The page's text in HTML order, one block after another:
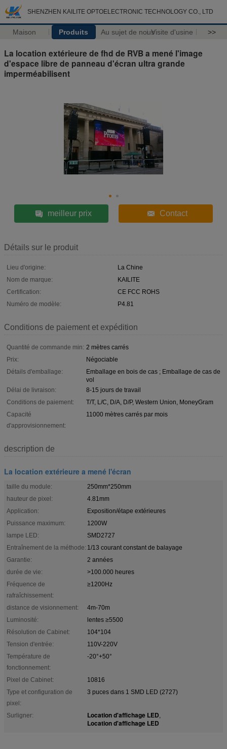
SHENZHEN KAILITE OPTOELECTRONIC TECHNOLOGY CO., LTD
Maison Produits Au sujet de nousVisite d'usine >>
La location extérieure de fhd de RVB a mené l'image
d'espace libre de panneau d'écran ultra grande
imperméabilisent
meilleur prix Contact
Détails sur le produit
Lieu d'origine:
La Chine
Nom de marque:
KAILITE
Certification:
CE FCC ROHS
Numéro de modèle:
P4.81
Conditions de paiement et expédition
Quantité de commande min: 2 mètres carrés
Prix:
Négociable
Détails d'emballage:
Emballage en bois de cas ; Emballage de cas de
vol
Délai de livraison:
8-15 jours de travail
Conditions de paiement:
T/T, L/C, D/A, D/P, Western Union, MoneyGram
Capacité
d'approvisionnement:
11000 mètres carrés par mois
description de
La location extérieure a mené l'écran
taille du module:
250mm*250mm
hauteur de pixel:
4.81mm
Application:
Exposition/étape extérieures
Puissance maximum:
1200W
lampe LED:
SMD2727
Entraînement de la méthode: 1/13 courant constant de balayage
Garantie:
2 années
durée de vie:
>100.000 heures
Fréquence de
rafraîchissement:
≥1200Hz
distance de visionnement:
4m-70m
Luminosité:
lentes ≥5500
Résolution de Cabinet:
104*104
Tension d'entrée:
110V-220V
Température de
fonctionnement:
-20°+50°
Pixel de Cabinet:
10816
Type et configuration de
pixel:
3 puces dans 1 SMD LED (2727)
Surligner: Location d'affichage LED,
Location d'affichage LED